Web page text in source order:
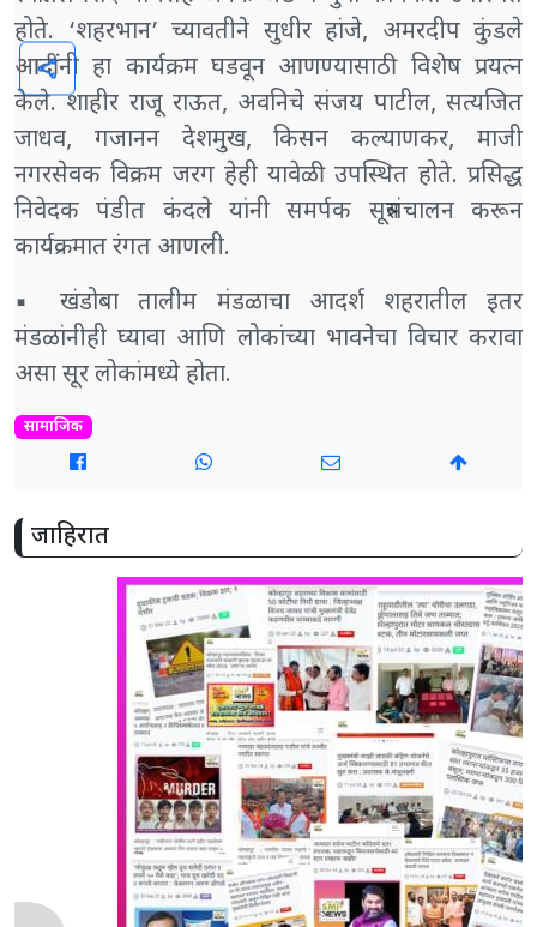
होते. ‘शहरभान’ च्यावतीने सुधीर हांजे, अमरदीप कुंडले
आदींनी हा कार्यक्रम घडवून आणण्यासाठी विशेष प्रयत्न
केले. शाहीर राजू राऊत, अवनिचे संजय पाटील, सत्यजित
जाधव, गजानन देशमुख, किसन कल्याणकर, माजी
नगरसेवक विक्रम जरग हेही यावेळी उपस्थित होते. प्रसिद्ध
निवेदक पंडीत कंदले यांनी समर्पक सूत्रसंचालन करून
कार्यक्रमात रंगत आणली.
▪️ खंडोबा तालीम मंडळाचा आदर्श शहरातील इतर
मंडळांनीही घ्यावा आणि लोकांच्या भावनेचा विचार करावा
असा सूर लोकांमध्ये होता.
सामाजिक
जाहिरात
share